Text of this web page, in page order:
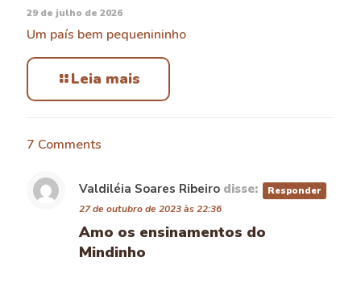
29 de julho de 2026
Um país bem pequenininho
Leia mais
7 Comments
Valdiléia Soares Ribeiro disse:
27 de outubro de 2023 às 22:36
Amo os ensinamentos do
Mindinho
Responder